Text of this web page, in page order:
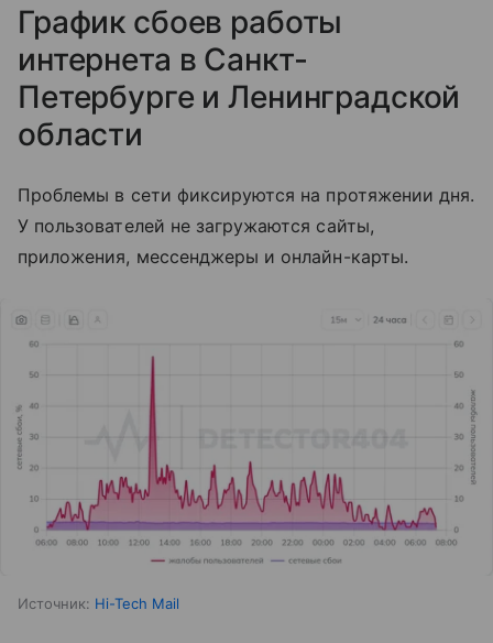
График сбоев работы
интернета в Санкт-
Петербурге и Ленинградской
области
Проблемы в сети фиксируются на протяжении дня.
У пользователей не загружаются сайты,
приложения, мессенджеры и онлайн-карты.
Источник: Hi-Tech Mail